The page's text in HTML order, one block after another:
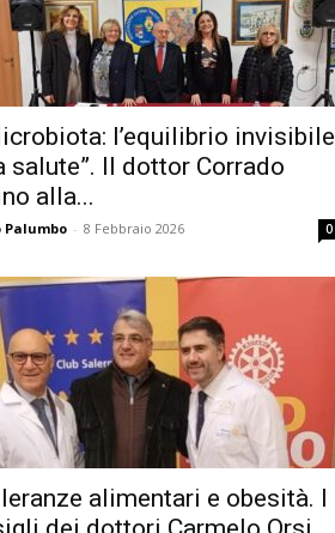
l’equilibrio invisibile
salute”. Il dottor Corrado
alla...
- 8 Febbraio 2026 0
alimentari e obesità. I